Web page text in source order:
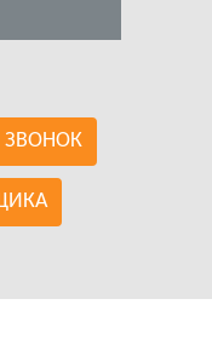
ЗВОНОК